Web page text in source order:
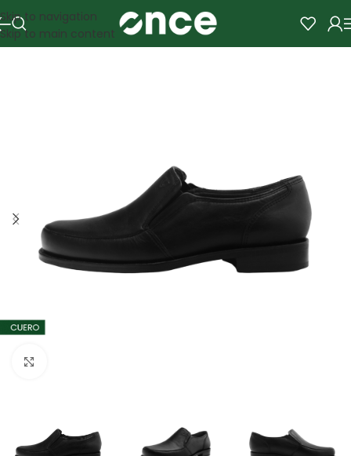
Skip to navigation
Skip to main content